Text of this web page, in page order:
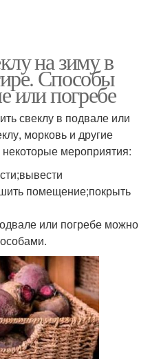
на зиму в
Способы
или погребе
свеклу в подвале или
морковь и другие
мероприятия:
помещение;покрыть
или погребе можно